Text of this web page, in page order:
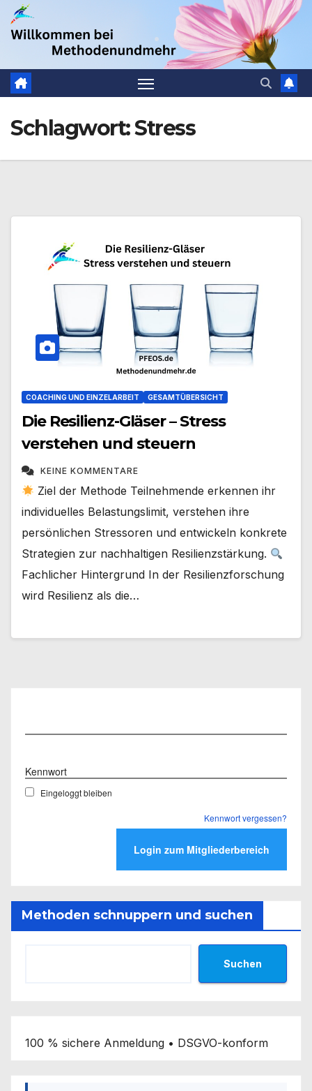
Zum
Inhalt
.
Schlagwort:Stress
COACHING UND EINZELARBEIT GESAMTÜBERSICHT
Die Resilienz-Gläser – Stress
verstehen und steuern
KEINE KOMMENTARE
Ziel der Methode Teilnehmende erkennen ihr
individuelles Belastungslimit, verstehen ihre
persönlichen Stressoren und entwickeln konkrete
Strategien zur nachhaltigen Resilienzstärkung.
Fachlicher Hintergrund In der Resilienzforschung
wird Resilienz als die…
Kennwort
Eingeloggt bleiben
Kennwort vergessen?
Methoden schnuppern und suchen
Suchen
100 % sichere Anmeldung • DSGVO-konform